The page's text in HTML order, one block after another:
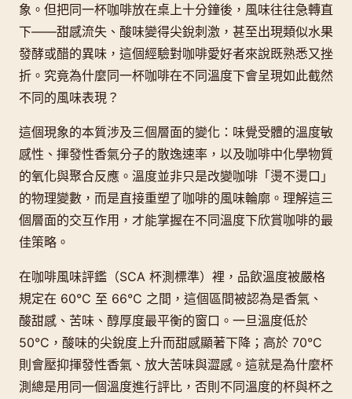
象。但把同一杯咖啡放在桌上十分鐘後，風味往往急轉直
下——甜感流失、酸味變得尖銳刺激，甚至出現類似水果
發酵或醋的異味，這個經驗對咖啡愛好者來說既熟悉又挫
折。究竟為什麼同一杯咖啡在不同溫度下會呈現如此截然
不同的風味表現？
這個現象的本質涉及三個層面的變化：味覺受體的溫度敏
感性、揮發性香氣分子的散逸速率，以及咖啡中化學物質
的氧化與聚合反應。溫度並非只是改變咖啡「燙不燙口」
的物理變數，而是直接重塑了咖啡的風味輪廓。理解這三
個層面的交互作用，才能掌握在不同溫度下欣賞咖啡的最
佳策略。
在咖啡風味評鑑（SCA 杯測標準）裡，品飲溫度被嚴格
規定在 60°C 至 66°C 之間，這個區間被認為是香氣、
酸甜感、苦味、醇厚度最平衡的窗口。一旦溫度低於
50°C，酸味的尖銳度上升而甜感顯著下降；高於 70°C
則會壓抑揮發性香氣、放大苦味與澀感。這就是為什麼杯
測總是用同一個溫度進行評比，否則不同溫度的杯與杯之